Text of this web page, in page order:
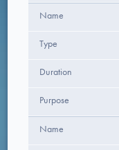
Name
Type
Duration
Purpose
Name